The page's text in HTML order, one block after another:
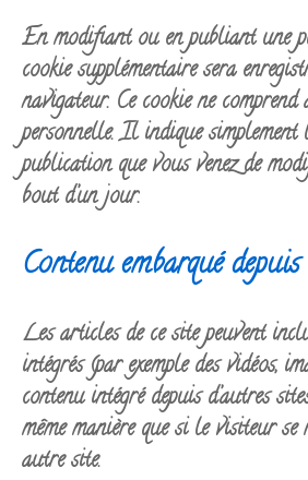
En modifiant ou en publiant une
cookie supplémentaire sera
navigateur. Ce cookie ne comprend
personnelle. Il indique
publication que vous venez de
bout d’un jour.
Contenu embarqué depuis
Les articles de ce site peuvent
intégrés (par exemple des vidéos,
contenu intégré depuis d’autres
même manière que si le visiteur
autre site.